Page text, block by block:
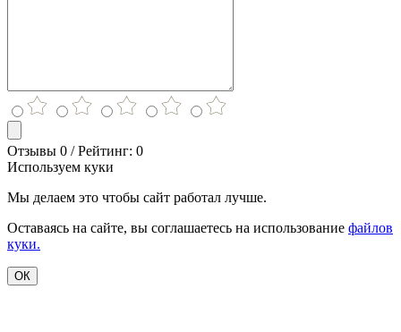
Отзывы 0 / Рейтинг: 0
Используем куки
Мы делаем это чтобы сайт работал лучше.
Оставаясь на сайте, вы соглашаетесь на использование файлов
куки.
ОК